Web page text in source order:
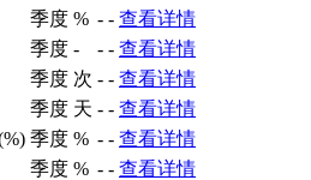
季度 % - - 查看详情
季度 - - - 查看详情
季度 次 - - 查看详情
季度 天 - - 查看详情
季度 % - - 查看详情
季度 % - - 查看详情